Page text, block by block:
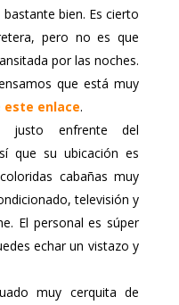
bien. Es cierto
pero no es que
por las noches.
que está muy
este enlace.
justo enfrente del
que su ubicación es
cabañas muy
televisión y
El personal es súper
echar un vistazo y
muy cerquita de